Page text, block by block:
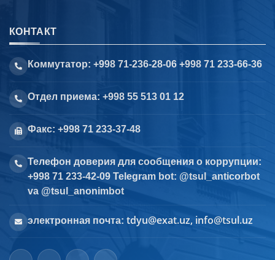
КОНТАКТ
Коммутатор: +998 71-236-28-06 +998 71 233-66-36
Отдел приема: +998 55 513 01 12
Факс: +998 71 233-37-48
Телефон доверия для сообщения о коррупции:
+998 71 233-42-09 Telegram bot: @tsul_anticorbot
va @tsul_anonimbot
электронная почта: tdyu@exat.uz, info@tsul.uz